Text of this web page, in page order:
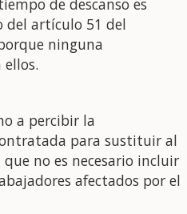
de descanso es
del artículo 51 del
ninguna
a percibir la
para sustituir al
no es necesario incluir
afectados por el